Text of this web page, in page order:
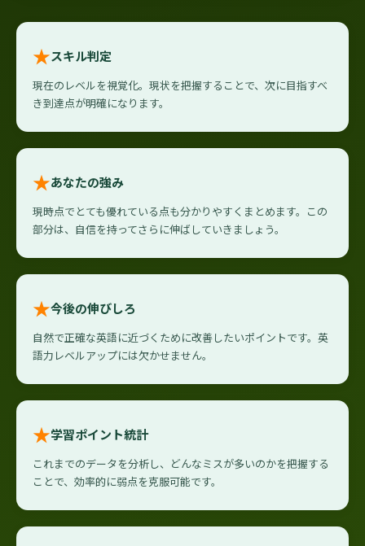
★スキル判定
現在のレベルを視覚化。現状を把握することで、次に目指すべ
き到達点が明確になります。
★あなたの強み
現時点でとても優れている点も分かりやすくまとめます。この
部分は、自信を持ってさらに伸ばしていきましょう。
★今後の伸びしろ
自然で正確な英語に近づくために改善したいポイントです。英
語力レベルアップには欠かせません。
★学習ポイント統計
これまでのデータを分析し、どんなミスが多いのかを把握する
ことで、効率的に弱点を克服可能です。